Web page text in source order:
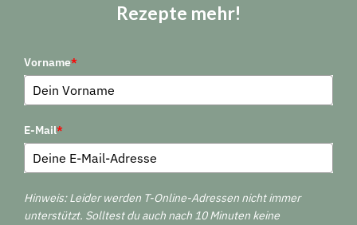
Rezepte mehr!
Vorname*
E-Mail*
Hinweis: Leider werden T-Online-Adressen nicht immer
unterstützt. Solltest du auch nach 10 Minuten keine